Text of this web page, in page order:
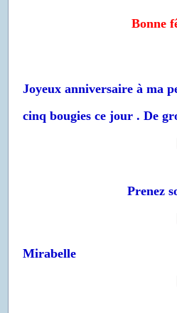
Bonne
Joyeux anniversaire à ma
cinq bougies ce jour . De
Prenez
Mirabelle